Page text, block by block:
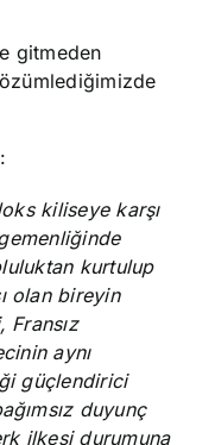
gitmeden
kiliseye karşı
kurtulup
olan bireyin
aynı
güçlendirici
duyunç
ilkesi durumuna